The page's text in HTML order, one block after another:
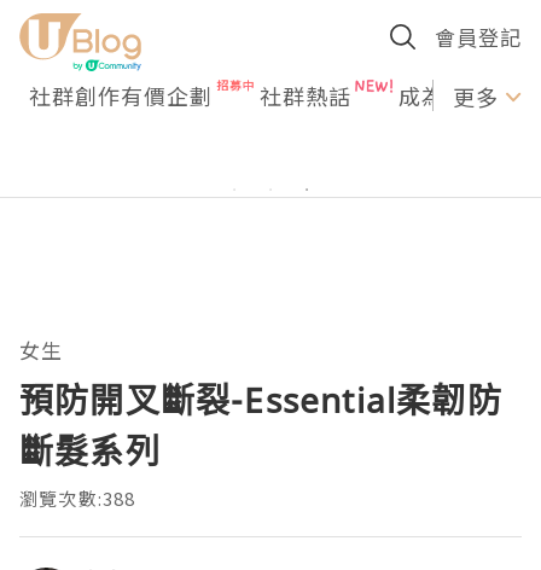
會員登記
社群創作有價企劃 社群熱話 成為U更多
女生
預防開叉斷裂-Essential柔韌防
斷髮系列
瀏覽次數:388